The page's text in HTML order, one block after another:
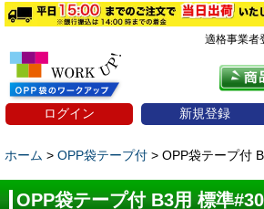
適格事業者
ログイン 新規登録
ホーム > OPP袋テープ付 > OPP袋テープ付
OPP袋テープ付 B3用 標準#30